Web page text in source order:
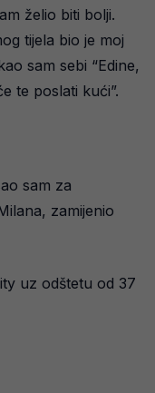
želio biti bolji.
tijela bio je moj
sam sebi “Edine,
te poslati kući”.
sam za
zamijenio
uz odštetu od 37